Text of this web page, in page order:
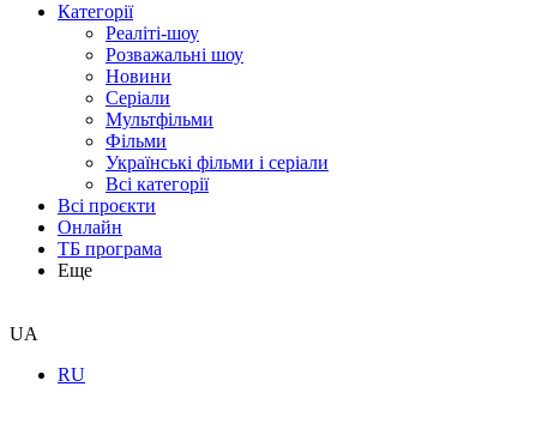
Категорії
Реаліті-шоу
Розважальні шоу
Новини
Серіали
Мультфільми
Фільми
Українські фільми і серіали
Всі категорії
Всі проєкти
Онлайн
ТБ програма
Еще
UA
RU